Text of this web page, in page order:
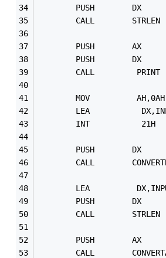
        PUSH        DX
CALL        STRLEN
        PUSH        AX
        PUSH        DX
CALL         PRINT
MOV
LEA
        INT           21H
        PUSH        DX
CALL
LEA
        PUSH        DX
        CALL        STRLEN
        PUSH        AX
CALL